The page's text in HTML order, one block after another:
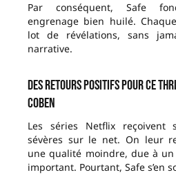
Par conséquent, Safe
engrenage bien huilé.
lot de révélations, sans
narrative.
Des retours positifs pour ce
Coben
Les séries Netflix reçoivent
sévères sur le net. On leur
une qualité moindre, due à
important. Pourtant, Safe s’en